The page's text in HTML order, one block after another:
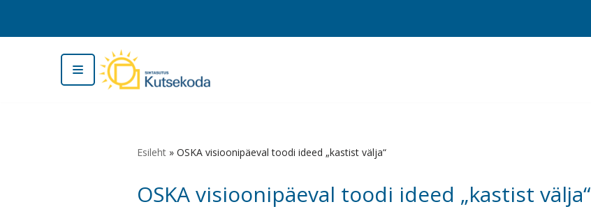
Skip
Esileht» OSKA visioonipäeval toodi ideed „kastist välja“
OSKA visioonipäeval toodi ideed „kastist välja“